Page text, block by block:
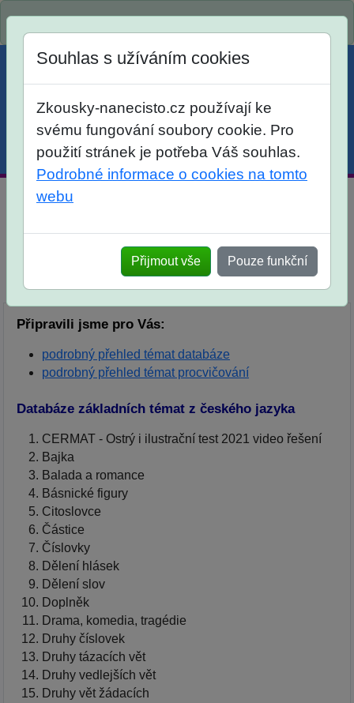
Menu Účet Košík
materiálů - 9. třída český jazyk
Popis Objednávka Přehled témat Diskuse
Souhlas s užíváním cookies
Zkousky-nanecisto.cz používají ke
svému fungování soubory cookie. Pro
použití stránek je potřeba Váš souhlas.
Podrobné informace o cookies na tomto
webu
Přijmout vše Pouze funkční
Připravili jsme pro Vás:
podrobný přehled témat databáze
podrobný přehled témat procvičování
Databáze základních témat z českého jazyka
CERMAT - Ostrý i ilustrační test 2021 video řešení
Bajka
Balada a romance
Básnické figury
Citoslovce
Částice
Číslovky
Dělení hlásek
Dělení slov
Doplněk
Drama, komedia, tragédie
Druhy číslovek
Druhy tázacích vět
Druhy vedlejších vět
Druhy vět žádacích